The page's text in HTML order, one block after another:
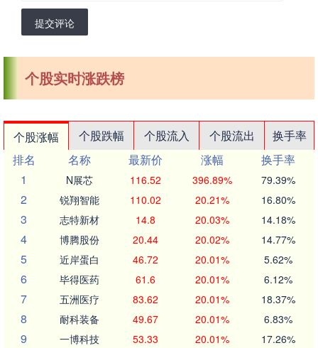
提交评论
个股实时涨跌榜
个股涨幅 个股跌幅 个股流入 个股流出
换手率
排名
名称 最新价 涨幅
换手率
1
N展芯 116.52 396.89% 79.39%
2 锐翔智能 110.02 20.21% 16.80%
3 志特新材 14.8 20.03% 14.18%
4 博腾股份 20.44 20.02% 14.77%
5 近岸蛋白 46.72 20.01% 5.62%
6 毕得医药 61.6 20.01% 6.12%
7 五洲医疗 83.62 20.01% 18.37%
8 耐科装备 49.67 20.01% 6.83%
9 一博科技 53.33 20.01% 17.26%